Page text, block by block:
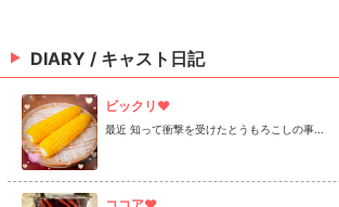
08/13（木） 要確認
※情報はあくまで予定でキャストまたは出勤情報は一部です。詳
ださい。
DIARY / キャスト日記
最近 知って衝撃を受けたとうもろこしの事...